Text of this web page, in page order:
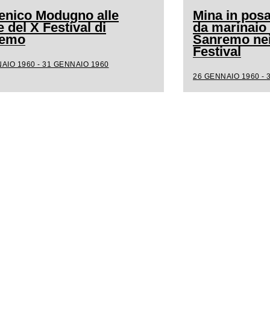
Modugno alle
del X Festival di
1960 - 31 GENNAIO 1960
Mina in
da
Sanremo
Festival
26 GENNAIO 1960 -